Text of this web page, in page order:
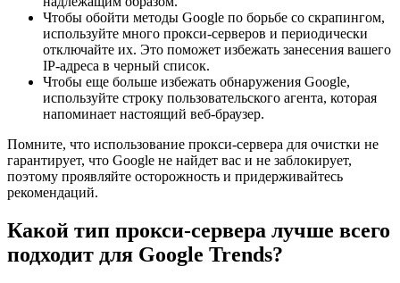
Чтобы обойти методы Google по борьбе со скрапингом,
используйте много прокси-серверов и периодически
отключайте их. Это поможет избежать занесения вашего
IP-адреса в черный список.
Чтобы еще больше избежать обнаружения Google,
используйте строку пользовательского агента, которая
напоминает настоящий веб-браузер.
Помните, что использование прокси-сервера для очистки не
гарантирует, что Google не найдет вас и не заблокирует,
поэтому проявляйте осторожность и придерживайтесь
рекомендаций.
Какой тип прокси-сервера лучше всего
подходит для Google Trends?